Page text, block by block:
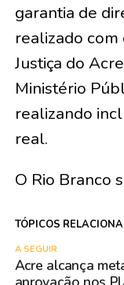
garantia de
realizado
Justiça do
Ministério
realizando
real.
O Rio Branco
TÓPICOS
A SEGUIR
Acre alcança